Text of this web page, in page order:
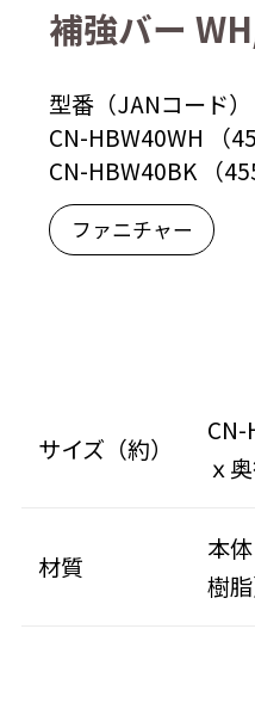
補強バー
型番（JANコード）
CN-HBW40WH （
CN-HBW40BK （
ファニチャー
サイズ（約）
ｘ
材質
本
樹脂